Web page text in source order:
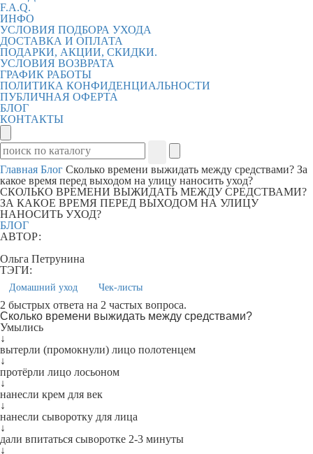
F.A.Q.
ИНФО
УСЛОВИЯ ПОДБОРА УХОДА
ДОСТАВКА И ОПЛАТА
ПОДАРКИ, АКЦИИ, СКИДКИ.
УСЛОВИЯ ВОЗВРАТА
ГРАФИК РАБОТЫ
ПОЛИТИКА КОНФИДЕНЦИАЛЬНОСТИ
ПУБЛИЧНАЯ ОФЕРТА
БЛОГ
КОНТАКТЫ
Главная Блог Сколько времени выжидать между средствами? За
какое время перед выходом на улицу наносить уход?
СКОЛЬКО ВРЕМЕНИ ВЫЖИДАТЬ МЕЖДУ СРЕДСТВАМИ?
ЗА КАКОЕ ВРЕМЯ ПЕРЕД ВЫХОДОМ НА УЛИЦУ
НАНОСИТЬ УХОД?
БЛОГ
АВТОР:
Ольга Петрунина
ТЭГИ:
Домашний уход Чек-листы
2 быстрых ответа на 2 частых вопроса.
Сколько времени выжидать между средствами?
Умылись
↓
вытерли (промокнули) лицо полотенцем
↓
протёрли лицо лосьоном
↓
нанесли крем для век
↓
нанесли сыворотку для лица
↓
дали впитаться сыворотке 2-3 минуты
↓